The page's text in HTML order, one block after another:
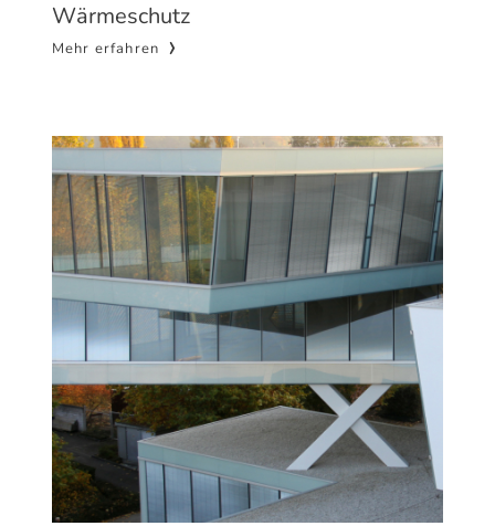
Wärmeschutz
Mehr erfahren